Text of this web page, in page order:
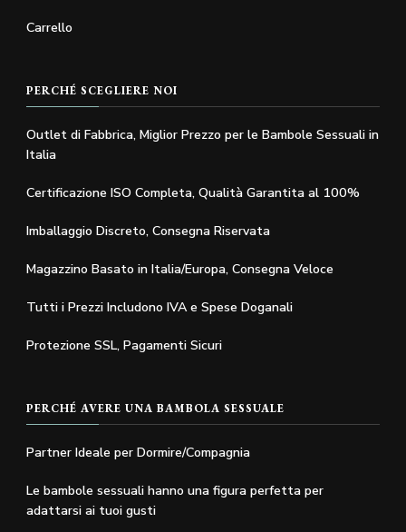
Carrello
PERCHÉ SCEGLIERE NOI
Outlet di Fabbrica, Miglior Prezzo per le Bambole Sessuali in
Italia
Certificazione ISO Completa, Qualità Garantita al 100%
Imballaggio Discreto, Consegna Riservata
Magazzino Basato in Italia/Europa, Consegna Veloce
Tutti i Prezzi Includono IVA e Spese Doganali
Protezione SSL, Pagamenti Sicuri
PERCHÉ AVERE UNA BAMBOLA SESSUALE
Partner Ideale per Dormire/Compagnia
Le bambole sessuali hanno una figura perfetta per
adattarsi ai tuoi gusti